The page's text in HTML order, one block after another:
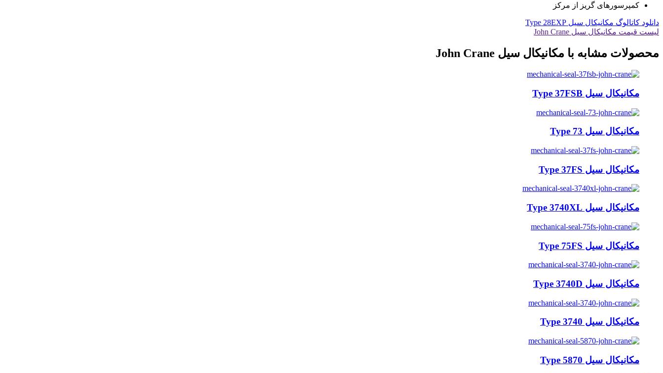
کمپرسورهای گریز از مرکز
دانلود کاتالوگ مکانیکال سیل Type 28EXP
لیست قیمت مکانیکال سیل John Crane
محصولات مشابه با مکانیکال سیل John Crane
مکانیکال سیل Type 37FSB
مکانیکال سیل Type 73
مکانیکال سیل Type 37FS
مکانیکال سیل Type 3740XL
مکانیکال سیل Type 75FS
مکانیکال سیل Type 3740D
مکانیکال سیل Type 3740
مکانیکال سیل Type 5870